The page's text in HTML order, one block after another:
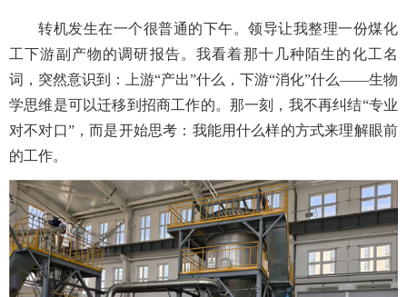
转机发生在一个很普通的下午。领导让我整理一份煤化
工下游副产物的调研报告。我看着那十几种陌生的化工名
词，突然意识到：上游“产出”什么，下游“消化”什么——生物
学思维是可以迁移到招商工作的。那一刻，我不再纠结“专业
对不对口”，而是开始思考：我能用什么样的方式来理解眼前
的工作。